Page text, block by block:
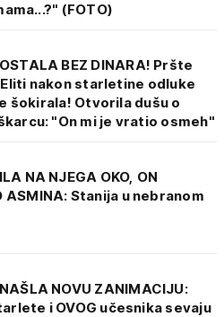
(FOTO)
BEZ DINARA! Pršte
nakon starletine odluke
šokirala! Otvorila dušu o
"On mi je vratio osmeh"
NA NJEGA OKO, ON
ASMINA: Stanija u nebranom
NOVU ZANIMACIJU:
i OVOG učesnika sevaju